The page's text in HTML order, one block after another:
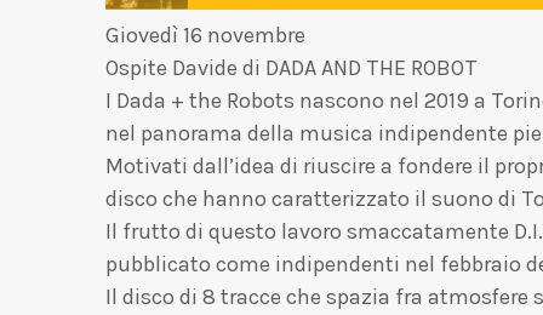
Giovedì 16 novembre
Ospite Davide di DADA AND THE ROBOT
I Dada + the Robots nascono nel 2019 a
nel panorama della musica indipendente
Motivati dall’idea di riuscire a fondere il
disco che hanno caratterizzato il suono di
Il frutto di questo lavoro smaccatamente
pubblicato come indipendenti nel febbraio
Il disco di 8 tracce che spazia fra